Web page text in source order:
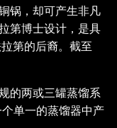
锅，却可产生非凡
第博士设计，是具
第的后裔。截至
的两或三罐蒸馏系
单一的蒸馏器中产